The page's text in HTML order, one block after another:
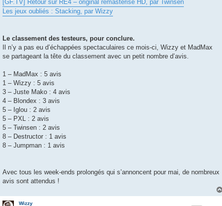
[GF.TV] Retour sur RE4 – original remastérisé HD, par Twinsen
Les jeux oubliés : Stacking, par Wizzy
Le classement des testeurs, pour conclure.
Il n’y a pas eu d’échappées spectaculaires ce mois-ci, Wizzy et MadMax
se partageant la tête du classement avec un petit nombre d’avis.
1 – MadMax : 5 avis
1 – Wizzy : 5 avis
3 – Juste Mako : 4 avis
4 – Blondex : 3 avis
5 – Iglou : 2 avis
5 – PXL : 2 avis
5 – Twinsen : 2 avis
8 – Destructor : 1 avis
8 – Jumpman : 1 avis
Avec tous les week-ends prolongés qui s’annoncent pour mai, de nombreux
avis sont attendus !
Wizzy